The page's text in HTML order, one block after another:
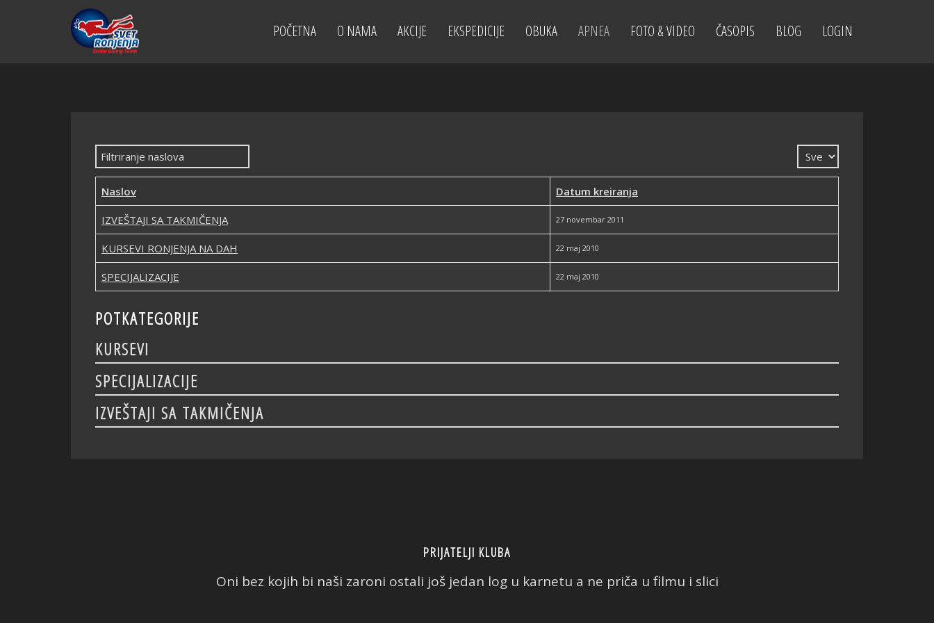
POČETNA O NAMA AKCIJE EKSPEDICIJE OBUKA APNEA FOTO & VIDEO ČASOPIS BLOG LOGIN
Filtriranje naslova Prikaz #
Naslov Datum kreiranja
IZVEŠTAJI SA TAKMIČENJA 27 novembar 2011
KURSEVI RONJENJA NA DAH 22 maj 2010
SPECIJALIZACIJE 22 maj 2010
POTKATEGORIJE
KURSEVI
SPECIJALIZACIJE
IZVEŠTAJI SA TAKMIČENJA
PRIJATELJI KLUBA
Oni bez kojih bi naši zaroni ostali još jedan log u karnetu a ne priča u filmu i slici